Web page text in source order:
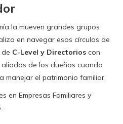
la mueven grandes grupos
en navegar esos círculos de
C-Level y Directorios con
de los dueños cuando
manejar el patrimonio familiar.
en Empresas Familiares y